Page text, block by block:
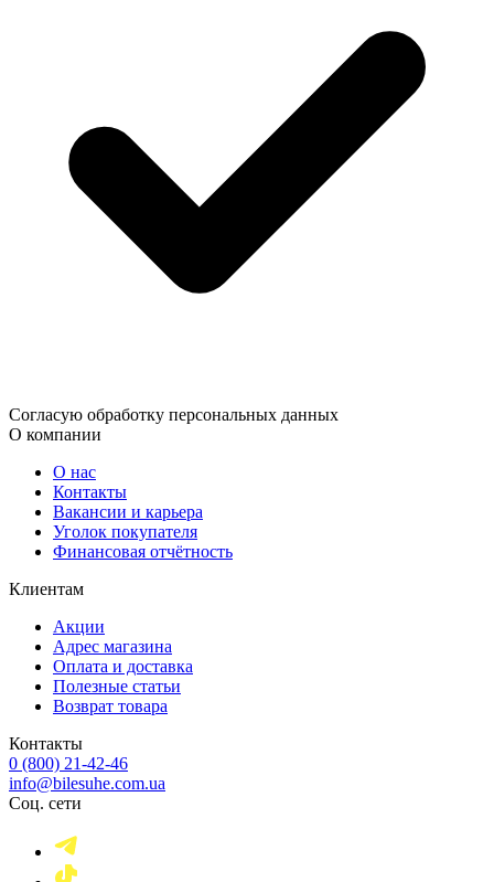
Согласую обработку персональных данных
О компании
О нас
Контакты
Вакансии и карьера
Уголок покупателя
Финансовая отчётность
Клиентам
Акции
Адрес магазина
Оплата и доставка
Полезные статьи
Возврат товара
Контакты
0 (800) 21-42-46
info@bilesuhe.com.ua
Соц. сети